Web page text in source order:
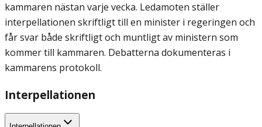
kammaren nästan varje vecka. Ledamoten ställer
interpellationen skriftligt till en minister i regeringen och
får svar både skriftligt och muntligt av ministern som
kommer till kammaren. Debatterna dokumenteras i
kammarens protokoll.
Interpellationen